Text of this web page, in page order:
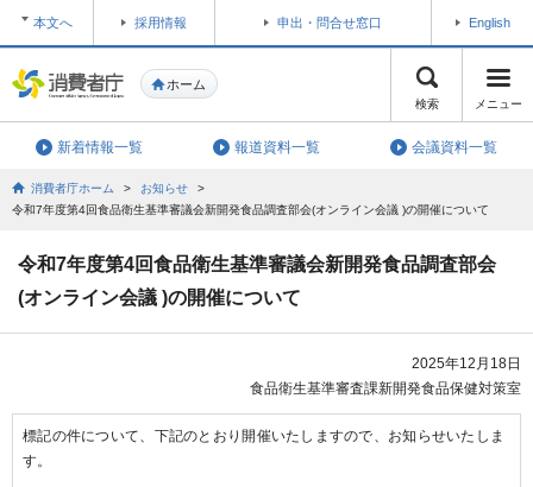
ホーム
本文へ 採用情報 申出・問合せ窓口 English
メニュー
検索
新着情報一覧 報道資料一覧 会議資料一覧
消費者庁ホーム > お知らせ
>
令和7年度第4回食品衛生基準審議会新開発食品調査部会(オンライン会議 )の開催について
令和7年度第4回食品衛生基準審議会新開発食品調査部会
(オンライン会議 )の開催について
2025年12月18日
食品衛生基準審査課新開発食品保健対策室
標記の件について、下記のとおり開催いたしますので、お知らせいたしま
す。